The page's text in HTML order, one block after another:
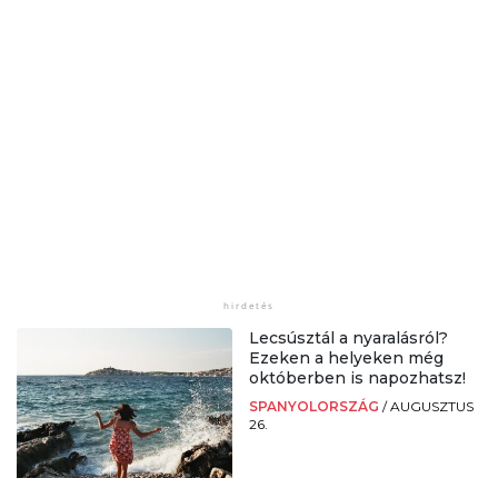
Lecsúsztál a nyaralásról?
Ezeken a helyeken még
októberben is napozhatsz!
SPANYOLORSZÁG /AUGUSZTUS
26.